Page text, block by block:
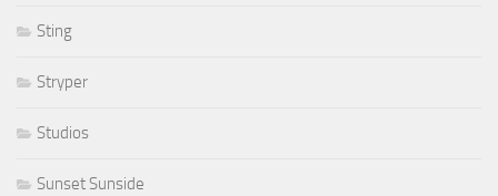
Sting
Stryper
Studios
Sunset Sunside